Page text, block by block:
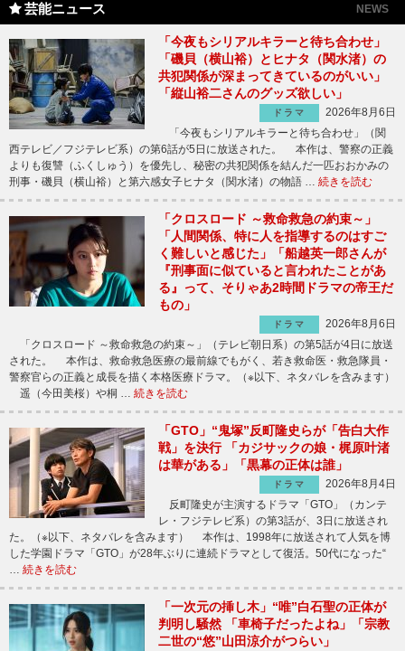
芸能ニュース NEWS
「今夜もシリアルキラーと待ち合わせ」
「磯貝（横山裕）とヒナタ（関水渚）の
共犯関係が深まってきているのがいい」
「縦山裕二さんのグッズ欲しい」
ドラマ
2026年8月6日
「今夜もシリアルキラーと待ち合わせ」（関
西テレビ／フジテレビ系）の第6話が5日に放送された。 本作は、警察の正義
よりも復讐（ふくしゅう）を優先し、秘密の共犯関係を結んだ一匹おおかみの
刑事・磯貝（横山裕）と第六感女子ヒナタ（関水渚）の物語 … 続きを読む
「クロスロード ～救命救急の約束～」
「人間関係、特に人を指導するのはすご
く難しいと感じた」「船越英一郎さんが
『刑事面に似ていると言われたことがあ
る』って、そりゃあ2時間ドラマの帝王だ
もの」
ドラマ
2026年8月6日
「クロスロード ～救命救急の約束～」（テレビ朝日系）の第5話が4日に放送
された。 本作は、救命救急医療の最前線でもがく、若き救命医・救急隊員・
警察官らの正義と成長を描く本格医療ドラマ。（※以下、ネタバレを含みます）
遥（今田美桜）や桐 … 続きを読む
「GTO」“鬼塚”反町隆史らが「告白大作
戦」を決行 「カジサックの娘・梶原叶渚
は華がある」「黒幕の正体は誰」
ドラマ
2026年8月4日
反町隆史が主演するドラマ「GTO」（カンテ
レ・フジテレビ系）の第3話が、3日に放送され
た。（※以下、ネタバレを含みます） 本作は、1998年に放送されて人気を博
した学園ドラマ「GTO」が28年ぶりに連続ドラマとして復活。50代になった“
続きを読む
「一次元の挿し木」“唯”白石聖の正体が
判明し騒然 「車椅子だったよね」「宗教
二世の“悠”山田涼介がつらい」